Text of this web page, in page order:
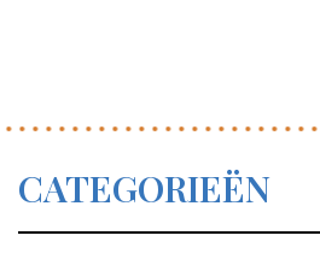
CATEGORIEËN